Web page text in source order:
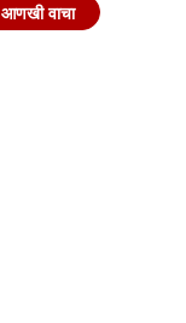
आणखी वाचा